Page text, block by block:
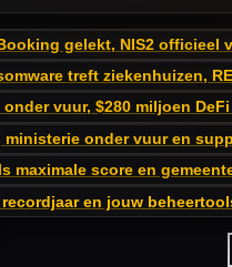
gelekt, NIS2 officieel
treft ziekenhuizen,
vuur, $280 miljoen
ministerie onder vuur en
maximale score en
recordjaar en jouw